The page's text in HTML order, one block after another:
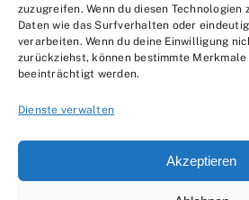
zuzugreifen. Wenn du diesen Technologien
Daten wie das Surfverhalten oder
verarbeiten. Wenn du deine Einwilligung
zurückziehst, können bestimmte
beeinträchtigt werden.
Dienste verwalten
Akzeptieren
Kontakt